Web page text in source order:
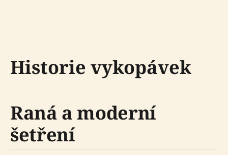
Historie vykopávek
Raná a moderní
šetření